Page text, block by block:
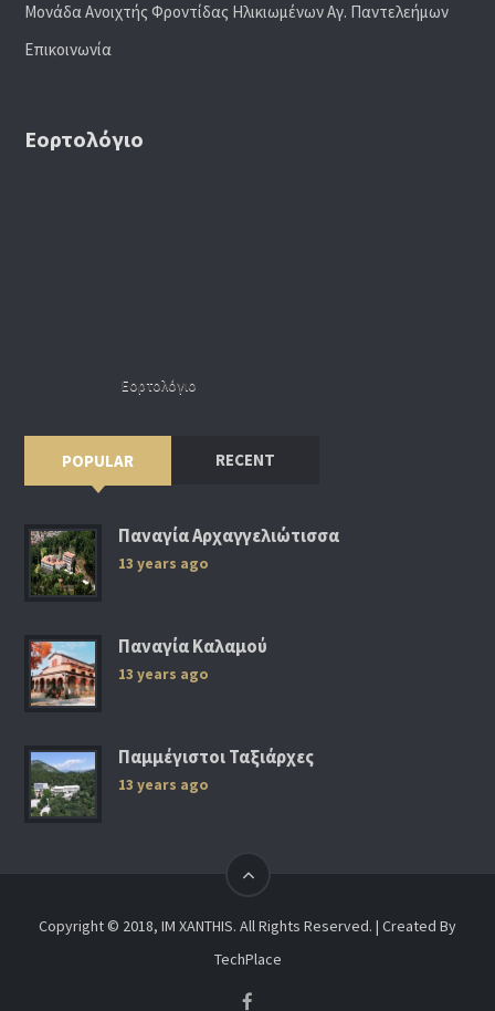
Μονάδα Ανοιχτής Φροντίδας Ηλικιωμένων Αγ. Παντελεήμων
Επικοινωνία
Εορτολόγιο
Εορτολόγιο
POPULAR RECENT
Παναγία Αρχαγγελιώτισσα
13 years ago
Παναγία Καλαμού
13 years ago
Παμμέγιστοι Ταξιάρχες
13 years ago
Copyright © 2018, IM XANTHIS. All Rights Reserved. | Created By
TechPlace